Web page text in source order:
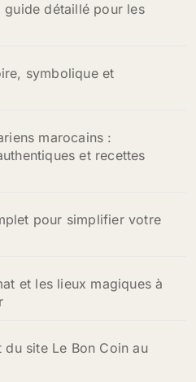
détaillé pour les
symbolique et
marocains :
et recettes
pour simplifier votre
et les lieux magiques à
site Le Bon Coin au